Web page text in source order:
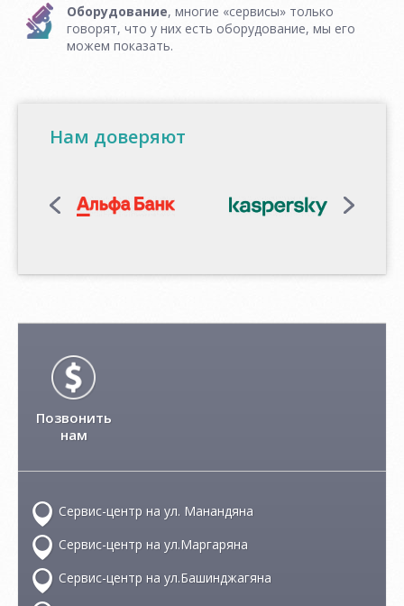
Оборудование, многие «сервисы» только
говорят, что у них есть оборудование, мы его
можем показать.
Нам доверяют
Позвонить
нам
Сервис-центр на ул. Манандяна
Сервис-центр на ул.Маргаряна
Сервис-центр на ул.Башинджагяна